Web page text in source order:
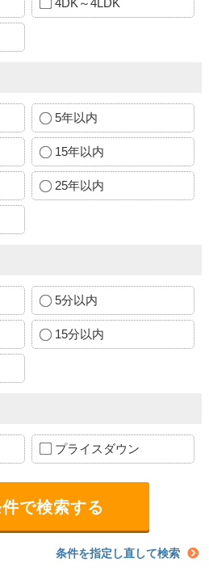
5年以内
15年以内
25年以内
5分以内
15分以内
プライスダウン
条件を指定し直して検索